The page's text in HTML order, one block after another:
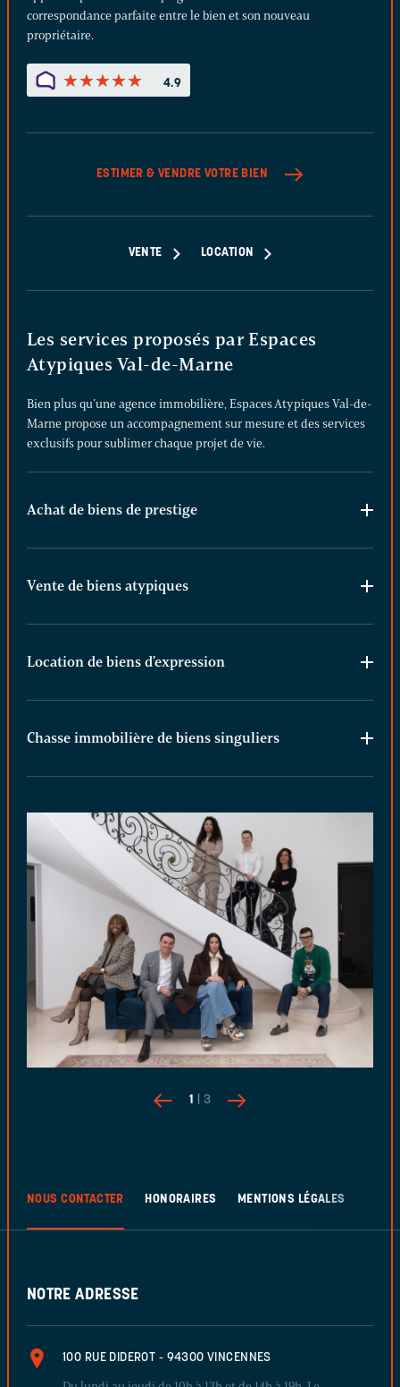
correspondance parfaite entre le bien et son nouveau
propriétaire.
★★★★★
★★★★★ 4.9
ESTIMER & VENDRE VOTRE BIEN
VENTE LOCATION
Les services proposés par Espaces
Atypiques Val-de-Marne
Bien plus qu’une agence immobilière, Espaces Atypiques Val-de-
Marne propose un accompagnement sur mesure et des services
exclusifs pour sublimer chaque projet de vie.
Achat de biens de prestige
Vente de biens atypiques
Location de biens d'expression
Chasse immobilière de biens singuliers
1 | 3
NOUS CONTACTER HONORAIRES MENTIONS LÉGALES
NOTRE ADRESSE
100 RUE DIDEROT - 94300 VINCENNES